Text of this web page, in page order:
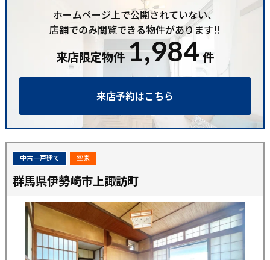
ホームページ上で公開されていない、
店舗でのみ閲覧できる物件があります!!
来店限定物件 1,984 件
来店予約はこちら
中古一戸建て 空家
群馬県伊勢崎市上諏訪町